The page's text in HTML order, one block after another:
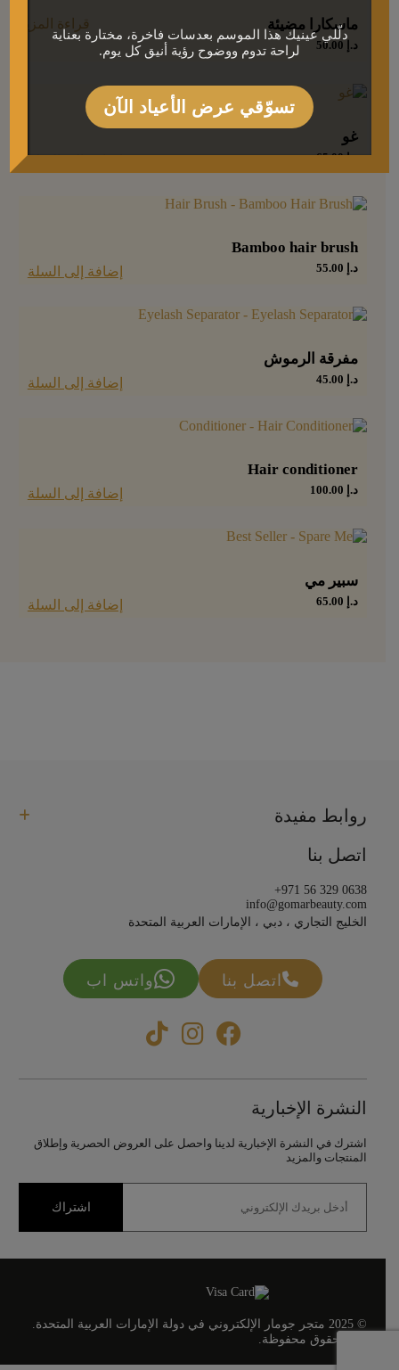
ماسكارا مضيئة
د.إ
قراءة المزيد
غو
د.إ65.00 إضافة إلى السلة
Bamboo hair brush
د.إ إضافة إلى السلة
مفرقة الرموش
د.إ إضافة إلى السلة
Hair conditioner
د.إ إضافة إلى السلة
سبير مي
د.إ إضافة إلى السلة
روابط مفيدة
اتصل بنا
+971 56 329 0638
info@gomarbeauty.com
الخليج التجاري ، دبي ، الإمارات العربية المتحدة
اتصل بنا واتس اب
النشرة الإخبارية
اشترك في النشرة الإخبارية لدينا واحصل على العروض الحصرية وإطلاق
المنتجات والمزيد
اشتراك
© 2025 متجر جومار الإلكتروني في دولة الإمارات العربية المتحدة.
كل الحقوق محفوظة.
دلّلي عينيك هذا الموسم بعدسات فاخرة، مختارة بعناية
لراحة تدوم ووضوح رؤية أنيق كل يوم.
تسوّقي عرض الأعياد الآن